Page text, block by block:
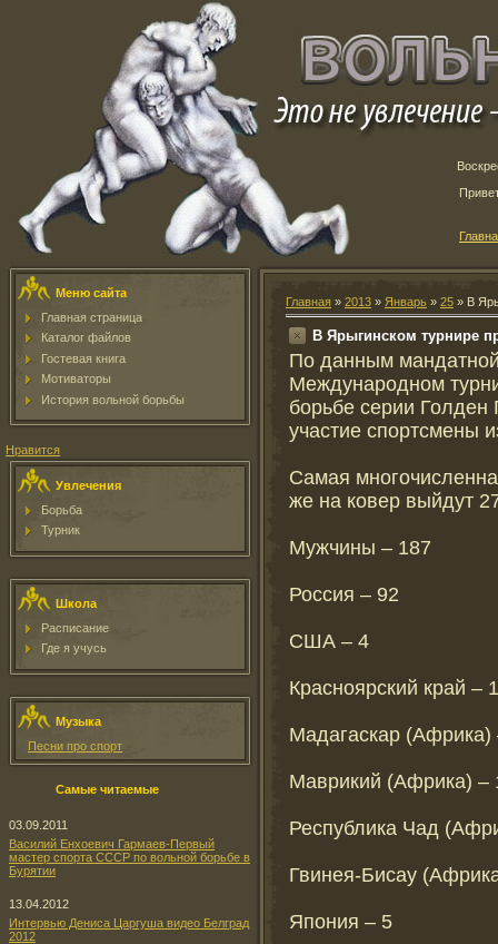
Меню сайта
Главная страница
Каталог файлов
Гостевая книга
Мотиваторы
История вольной борьбы
Нравится
Увлечения
Борьба
Турник
Школа
Расписание
Где я учусь
Музыка
Песни про спорт
Самые читаемые
03.09.2011
Василий Енхоевич Гармаев-Первый
мастер спорта СССР по вольной борьбе в
Бурятии
13.04.2012
Интервью Дениса Царгуша видео Белград
2012
Главная » 2013 » Январь » 25 » В
В Ярыгинском турнире
По данным
Международном
борьбе серии
участие спортсмены
Самая
же на ковер выйдут
Мужчины – 187
Россия – 92
США – 4
Красноярский край –
Мадагаскар (Африка)
Маврикий (Африка) –
Республика Чад
Гвинея-Бисау
Япония – 5